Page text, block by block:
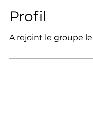
Profil
A rejoint le groupe le